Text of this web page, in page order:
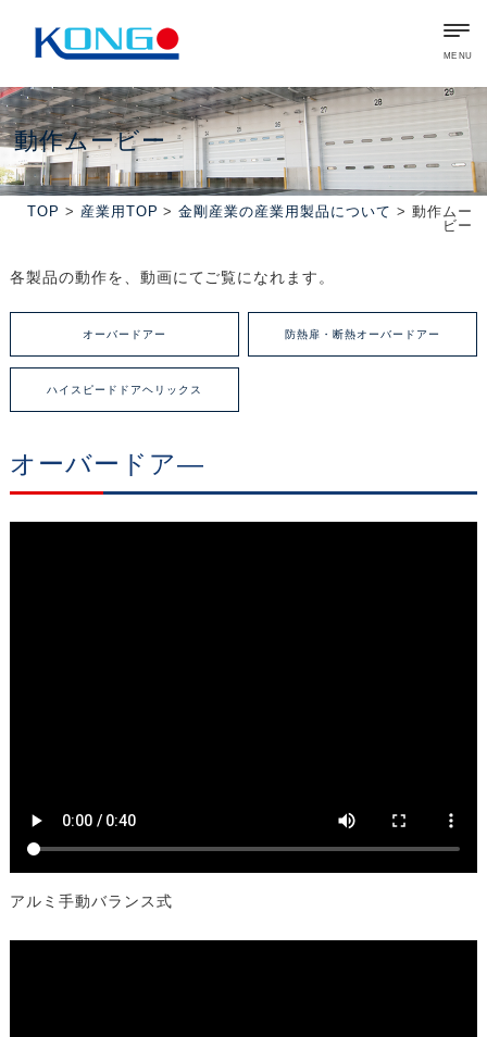
MENU
動作ムービー
TOP > 産業用TOP >金剛産業の産業用製品について > 動作ムー
ビー
各製品の動作を、動画にてご覧になれます。
オーバードアー 防熱扉・断熱オーバードアー
ハイスピードドアヘリックス
オーバードア―
アルミ手動バランス式